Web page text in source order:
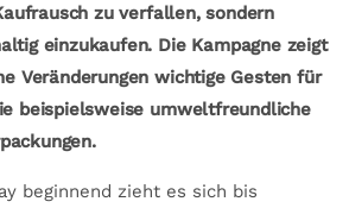
zu verfallen, sondern
einzukaufen. Die Kampagne zeigt
Veränderungen wichtige Gesten für
beispielsweise umweltfreundliche
beginnend zieht es sich bis